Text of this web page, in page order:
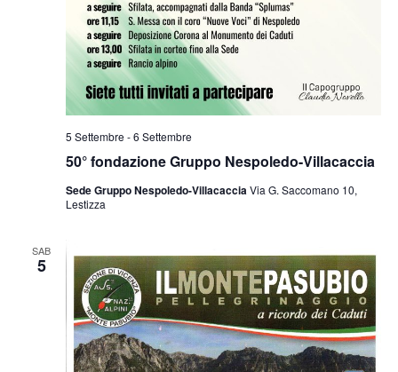
50° fondazione Gruppo Nespoledo-Villacaccia
5 Settembre -6 Settembre
Sede Gruppo Nespoledo-VillacacciaVia G. Saccomano 10,
Lestizza
SAB
5